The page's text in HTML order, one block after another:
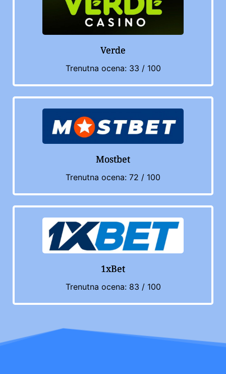
Verde
Trenutna ocena: 33 / 100
Mostbet
Trenutna ocena: 72 / 100
1xBet
Trenutna ocena: 83 / 100